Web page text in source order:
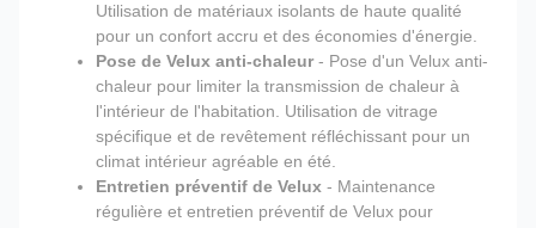
Utilisation de matériaux isolants de haute qualité
pour un confort accru et des économies d'énergie.
Pose de Velux anti-chaleur- Pose d'un Velux anti-
chaleur pour limiter la transmission de chaleur à
l'intérieur de l'habitation. Utilisation de vitrage
spécifique et de revêtement réfléchissant pour un
climat intérieur agréable en été.
Entretien préventif de Velux - Maintenance
régulière et entretien préventif de Velux pour